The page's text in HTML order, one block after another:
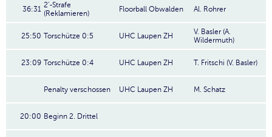
36:31 2'-Strafe
(Reklamieren)
Floorball Obwalden Al. Rohrer
25:50 Torschütze 0:5 UHC Laupen ZH
V. Basler (A.
Wildermuth)
23:09 Torschütze 0:4 UHC Laupen ZH T. Fritschi (V. Basler)
Penalty verschossen UHC Laupen ZH M. Schatz
20:00 Beginn 2. Drittel